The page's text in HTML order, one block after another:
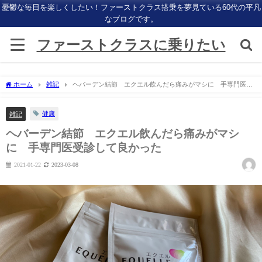
憂鬱な毎日を楽しくしたい！ファーストクラス搭乗を夢見ている60代の平凡
なブログです。
ファーストクラスに乗りたい
ホーム 雑記
ヘバーデン結節 エクエル飲んだら痛みがマシに 手専門医受
雑記 健康
ヘバーデン結節 エクエル飲んだら痛みがマシ
に 手専門医受診して良かった
2021-01-22 2023-03-08